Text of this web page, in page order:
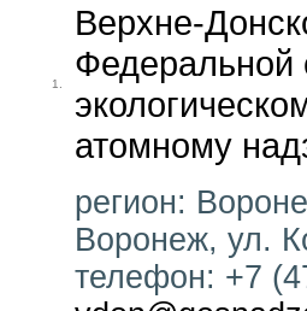
1.
Верхне-
атомному
регион:
Воронеж, ул.
телефон: +7